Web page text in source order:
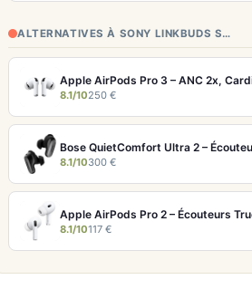
ALTERNATIVES À SONY LINKBUDS S…
8.1/10250 €
8.1/10300 €
8.1/10117 €